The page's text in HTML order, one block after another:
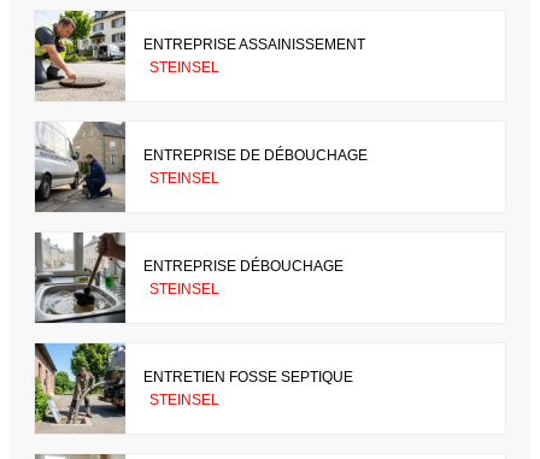
ENTREPRISE ASSAINISSEMENT
STEINSEL
ENTREPRISE DE DÉBOUCHAGE
STEINSEL
ENTREPRISE DÉBOUCHAGE
STEINSEL
ENTRETIEN FOSSE SEPTIQUE
STEINSEL